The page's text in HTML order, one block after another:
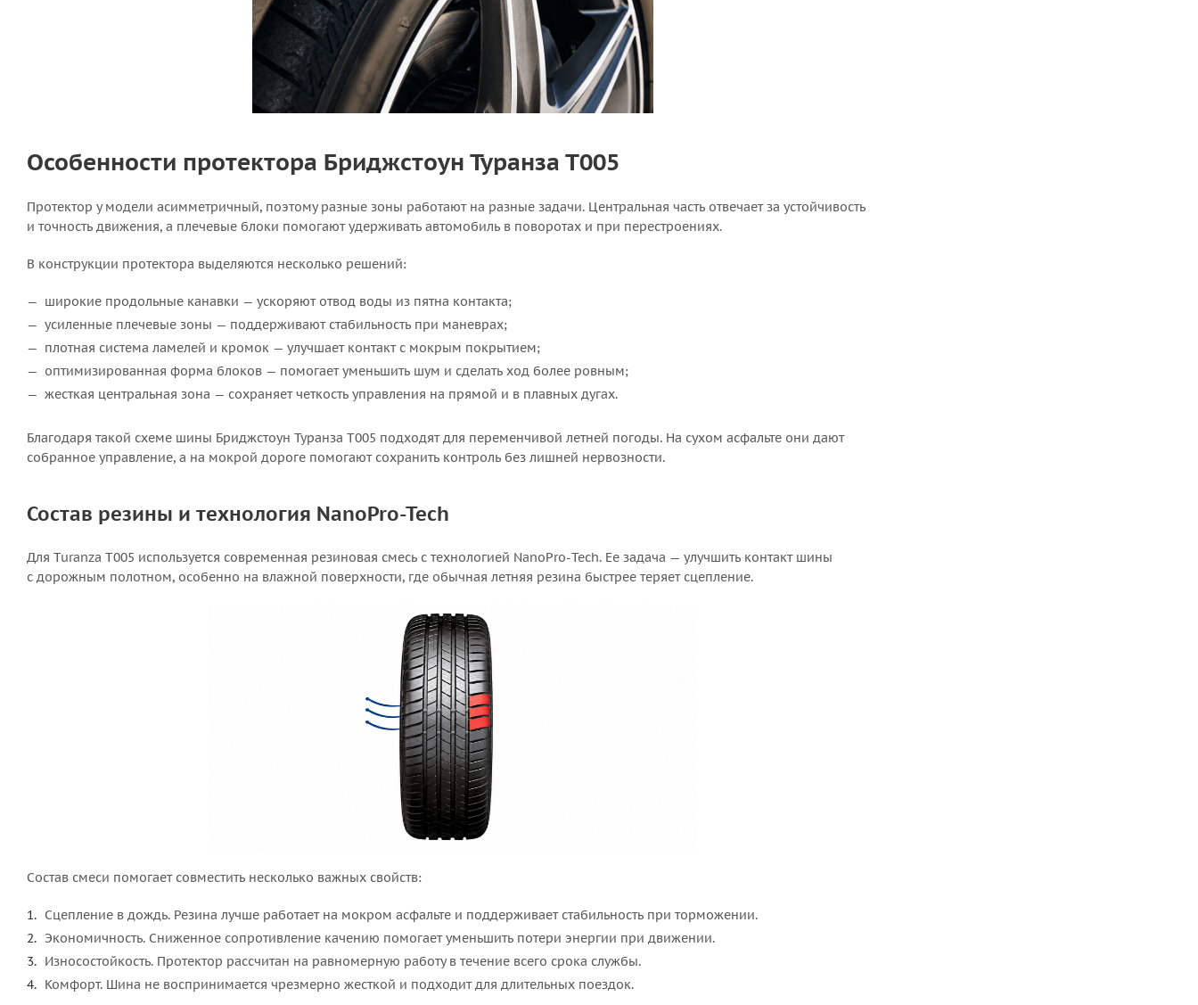
Особенности протектора Бриджстоун Туранза Т005
Протектор у модели асимметричный, поэтому разные зоны работают на разные задачи. Центральная часть отвечает за устойчивость
и точность движения, а плечевые блоки помогают удерживать автомобиль в поворотах и при перестроениях.
В конструкции протектора выделяются несколько решений:
широкие продольные канавки — ускоряют отвод воды из пятна контакта;
усиленные плечевые зоны — поддерживают стабильность при маневрах;
плотная система ламелей и кромок — улучшает контакт с мокрым покрытием;
оптимизированная форма блоков — помогает уменьшить шум и сделать ход более ровным;
жесткая центральная зона — сохраняет четкость управления на прямой и в плавных дугах.
Благодаря такой схеме шины Бриджстоун Туранза T005 подходят для переменчивой летней погоды. На сухом асфальте они дают
собранное управление, а на мокрой дороге помогают сохранить контроль без лишней нервозности.
Состав резины и технология NanoPro-Tech
Для Turanza T005 используется современная резиновая смесь с технологией NanoPro-Tech. Ее задача — улучшить контакт шины
с дорожным полотном, особенно на влажной поверхности, где обычная летняя резина быстрее теряет сцепление.
Состав смеси помогает совместить несколько важных свойств:
Сцепление в дождь. Резина лучше работает на мокром асфальте и поддерживает стабильность при торможении.
Экономичность. Сниженное сопротивление качению помогает уменьшить потери энергии при движении.
Износостойкость. Протектор рассчитан на равномерную работу в течение всего срока службы.
Комфорт. Шина не воспринимается чрезмерно жесткой и подходит для длительных поездок.